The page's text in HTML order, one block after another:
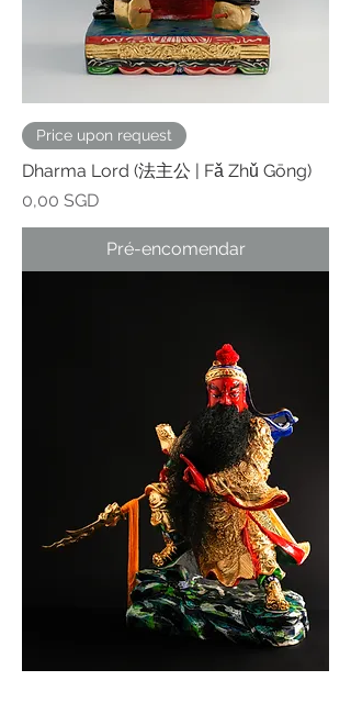
Price upon request
Dharma Lord (法主公 | Fǎ Zhǔ Gōng)
Preço
0,00 SGD
Pré-encomendar